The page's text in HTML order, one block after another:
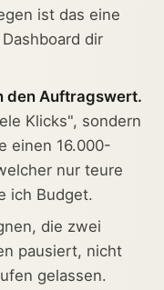
ist das eine
dir
den Auftragswert.
Klicks", sondern
einen 16.000-
nur teure
ich Budget.
die zwei
pausiert, nicht
gelassen.